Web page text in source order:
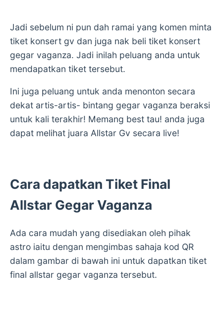
Jadi sebelum ni pun dah ramai yang komen minta
tiket konsert gv dan juga nak beli tiket konsert
gegar vaganza. Jadi inilah peluang anda untuk
mendapatkan tiket tersebut.
Ini juga peluang untuk anda menonton secara
dekat artis-artis- bintang gegar vaganza beraksi
untuk kali terakhir! Memang best tau! anda juga
dapat melihat juara Allstar Gv secara live!
Cara dapatkan Tiket Final
Allstar Gegar Vaganza
Ada cara mudah yang disediakan oleh pihak
astro iaitu dengan mengimbas sahaja kod QR
dalam gambar di bawah ini untuk dapatkan tiket
final allstar gegar vaganza tersebut.